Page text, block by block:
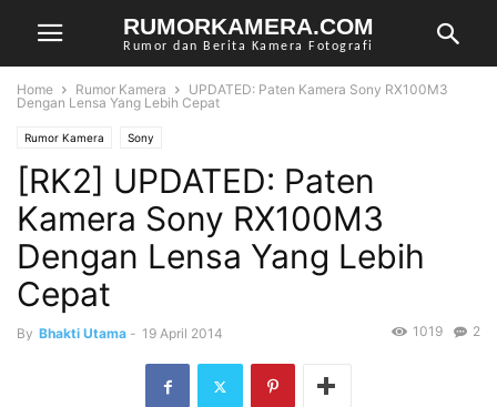
RUMORKAMERA.COM
Rumor dan Berita Kamera Fotografi
Home Rumor Kamera
UPDATED: Paten Kamera Sony RX100M3
Dengan Lensa Yang Lebih Cepat
Rumor Kamera Sony
[RK2] UPDATED: Paten
Kamera Sony RX100M3
Dengan Lensa Yang Lebih
Cepat
By Bhakti Utama - 19 April 2014 2
1019